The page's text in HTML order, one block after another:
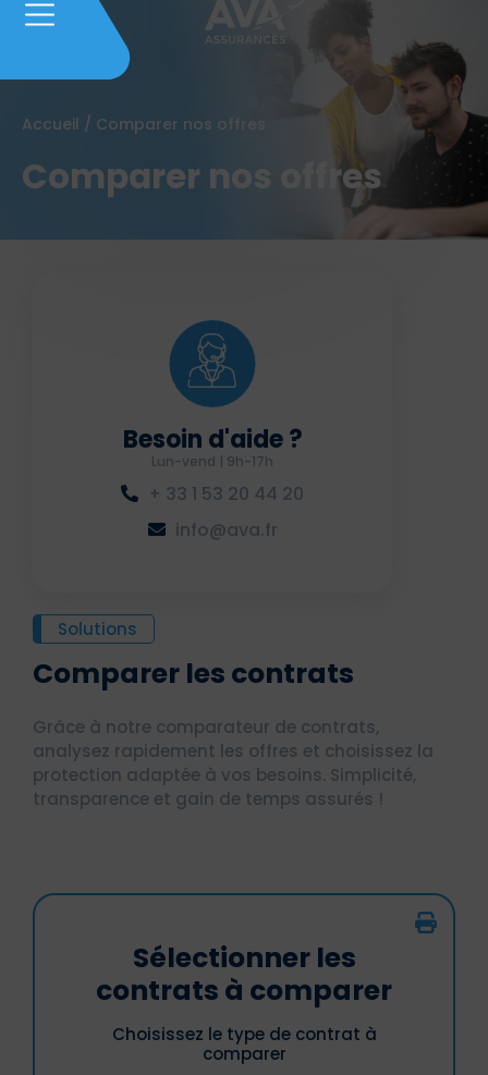
Accueil / Comparer nos offres
Comparer nos offres
Solutions
Comparer les contrats
Grâce à notre comparateur de contrats,
analysez rapidement les offres et choisissez la
protection adaptée à vos besoins. Simplicité,
transparence et gain de temps assurés !
Besoin d'aide ?
Lun-vend | 9h-17h
+ 33 1 53 20 44 20
info@ava.fr
Sélectionner les
contrats à comparer
Choisissez le type de contrat à
comparer